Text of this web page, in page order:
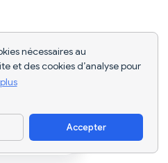
nécessaires au
et des cookies d’analyse pour
Accepter
l'appli